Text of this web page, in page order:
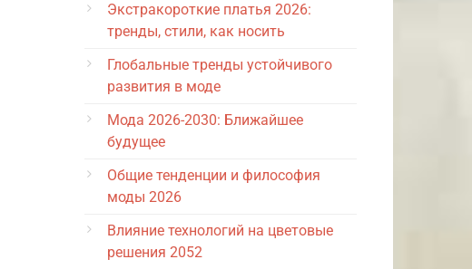
Экстракороткие платья 2026:
тренды, стили, как носить
Глобальные тренды устойчивого
развития в моде
Мода 2026-2030: Ближайшее
будущее
Общие тенденции и философия
моды 2026
Влияние технологий на цветовые
решения 2052